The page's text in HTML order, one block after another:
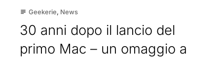
subject Geekerie, News
30 anni dopo il lancio del
primo Mac – un omaggio a